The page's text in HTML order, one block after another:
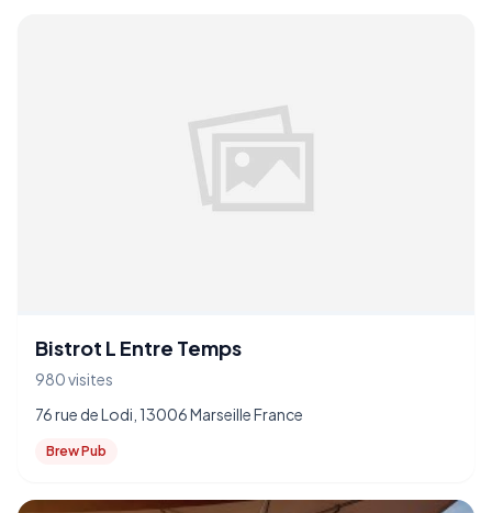
Bistrot L Entre Temps
980 visites
76 rue de Lodi, 13006 Marseille France
Brew Pub